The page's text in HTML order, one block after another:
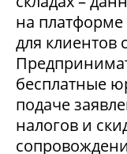
на
для клиентов
бесплатные
подаче
налогов и